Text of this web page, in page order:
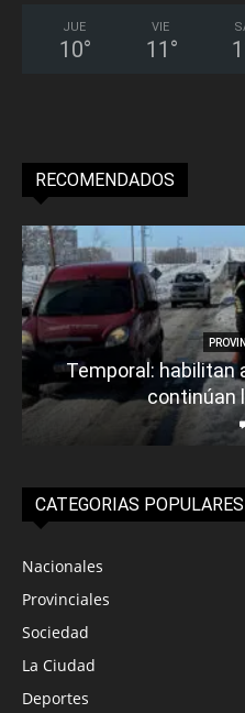
JUE
10°
VIE
11 °
RECOMENDADOS
Temporal: habilitan
continúan
CATEGORIAS POPULARES
Nacionales
Provinciales
Sociedad
La Ciudad
Deportes